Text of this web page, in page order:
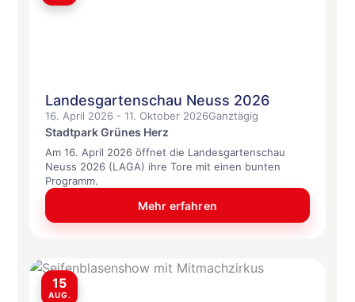
Landesgartenschau Neuss 2026
16. April 2026 - 11. Oktober 2026Ganztägig
Stadtpark Grünes Herz
Am 16. April 2026 öffnet die Landesgartenschau
Neuss 2026 (LAGA) ihre Tore mit einen bunten
Programm.
Mehr erfahren
15
AUG.